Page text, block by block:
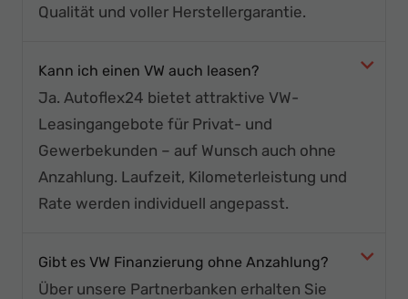
Autohaus
Qualität und voller Herstellergarantie.
Kann ich einen VW auch leasen?
Ja. Autoflex24 bietet attraktive VW-
Leasingangebote für Privat- und
Gewerbekunden – auf Wunsch auch ohne
Anzahlung. Laufzeit, Kilometerleistung und
Rate werden individuell angepasst.
Gibt es VW Finanzierung ohne Anzahlung?
Über unsere Partnerbanken erhalten Sie